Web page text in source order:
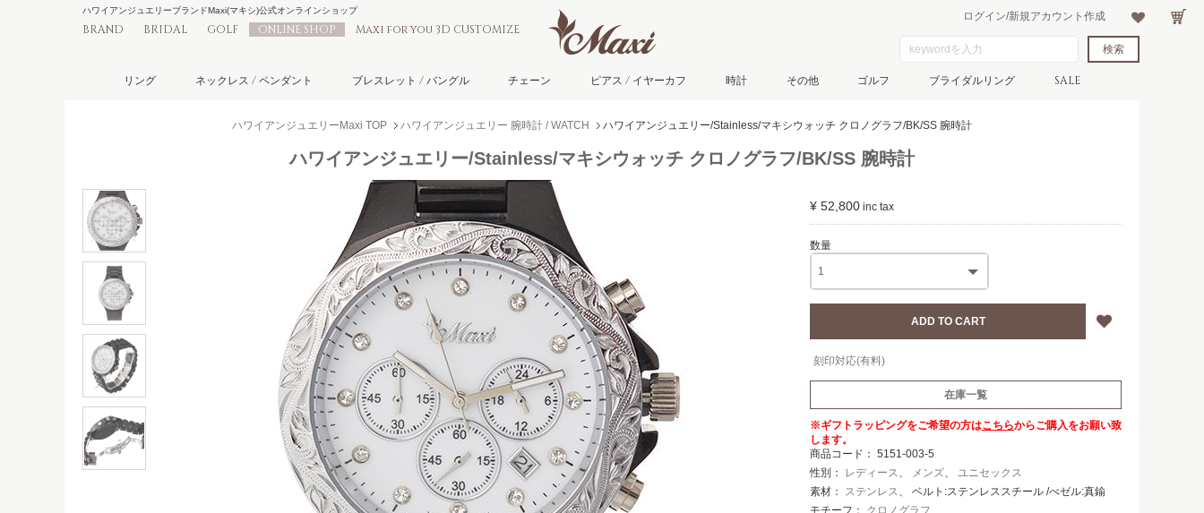
BRAND BRIDAL GOLF ONLINE SHOP Maxi for you 3D CUSTOMIZE
ハワイアンジュエリーブランドMaxi(マキシ)公式オンラインショップ
リング ネックレス / ペンダント ブレスレット / バングル チェーン ピアス / イヤーカフ 時計 その他 ゴルフ ブライダルリング SALE
ハワイアンジュエリーMaxi TOP ハワイアンジュエリー 腕時計 / WATCH ハワイアンジュエリー/Stainless/マキシウォッチ クロノグラフ/BK/SS 腕時計
ハワイアンジュエリー/Stainless/マキシウォッチ クロノグラフ/BK/SS 腕時計
¥ 52,800
刻印対応(有料)
在庫一覧
※ギフトラッピングをご希望の方はこちらからご購入をお願い致
します。
商品コード： 5151-003-5
性別：
レディース、 メンズ、 ユニセックス
素材： ステンレス、 ベルト:ステンレススチール /べゼル:真鍮
モチーフ： クロノグラフ
ログイン/新規アカウント作成